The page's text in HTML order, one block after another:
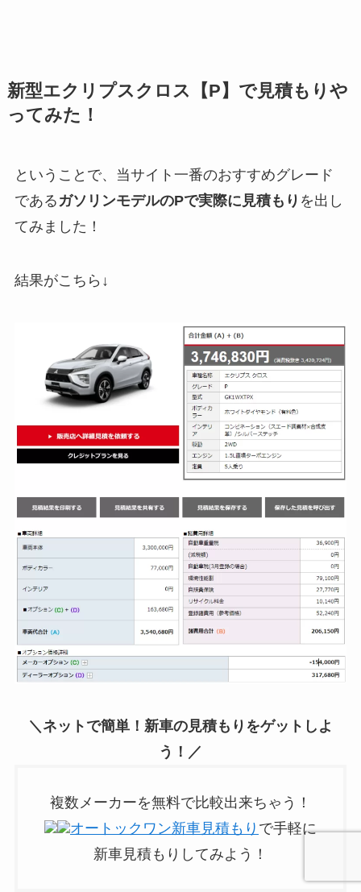
新型エクリプスクロス【P】で見積もりや
ってみた！
ということで、当サイト一番のおすすめグレード
である ガソリンモデルのPで実際に見積もり を出し
てみました！
結果がこちら↓
＼ネットで簡単！新車の見積もりをゲットしよ
う！／
複数メーカーを無料で比較出来ちゃう！
オートックワン新車見積もり で手軽に
新車見積もりしてみよう！